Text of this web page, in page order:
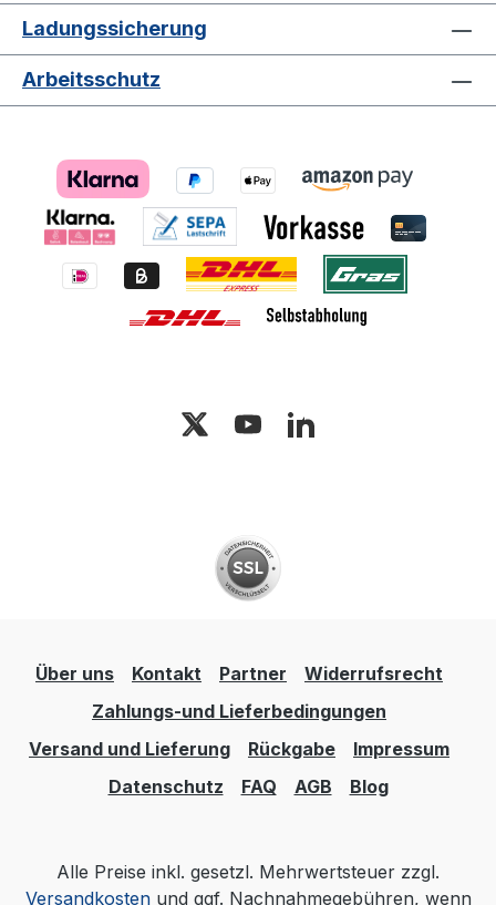
Ladungssicherung
Arbeitsschutz
Über uns Kontakt Partner
Widerrufsrecht
Zahlungs-und Lieferbedingungen
Versand und Lieferung
Rückgabe
Impressum
Datenschutz
FAQ AGB Blog
Alle Preise inkl. gesetzl. Mehrwertsteuer zzgl.
Versandkostenund ggf. Nachnahmegebühren, wenn